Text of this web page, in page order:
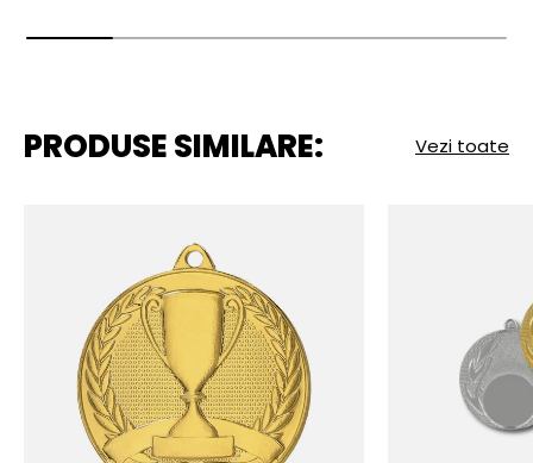
PRODUSE SIMILARE: Vezi toate